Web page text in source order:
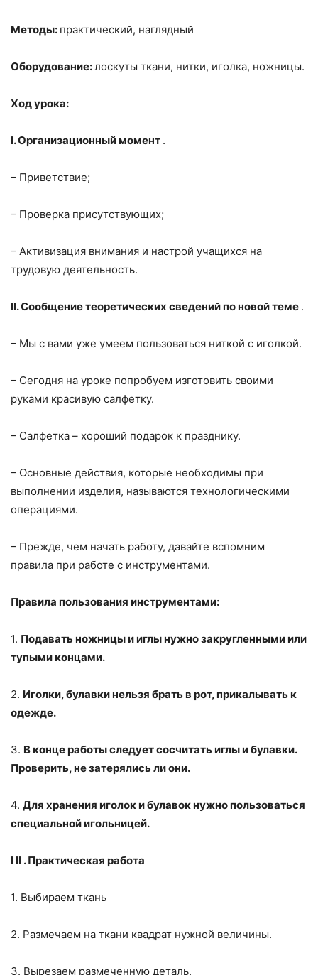
Методы: практический, наглядный
Оборудование: лоскуты ткани, нитки, иголка, ножницы.
Ход урока:
I. Организационный момент .
– Приветствие;
– Проверка присутствующих;
– Активизация внимания и настрой учащихся на
трудовую деятельность.
II. Сообщение теоретических сведений по новой теме .
– Мы с вами уже умеем пользоваться ниткой с иголкой.
– Сегодня на уроке попробуем изготовить своими
руками красивую салфетку.
– Салфетка – хороший подарок к празднику.
– Основные действия, которые необходимы при
выполнении изделия, называются технологическими
операциями.
– Прежде, чем начать работу, давайте вспомним
правила при работе с инструментами.
Правила пользования инструментами:
1. Подавать ножницы и иглы нужно закругленными или
тупыми концами.
2. Иголки, булавки нельзя брать в рот, прикалывать к
одежде.
3. В конце работы следует сосчитать иглы и булавки.
Проверить, не затерялись ли они.
4. Для хранения иголок и булавок нужно пользоваться
специальной игольницей.
I II . Практическая работа
1. Выбираем ткань
2. Размечаем на ткани квадрат нужной величины.
3. Вырезаем размеченную деталь.